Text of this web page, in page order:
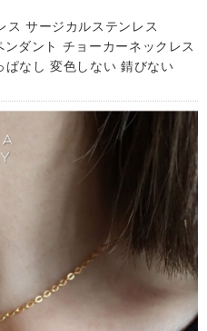
ス サージカルステンレス
ダント チョーカーネックレス
なし 変色しない 錆びない